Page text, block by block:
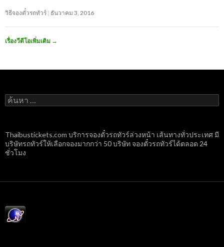
วิธีจองตั๋วรถทัวร์ ธันวาคม 3, 2016
เรื่องวีดีโอเพิ่มเติม →
ค้นหา
สำหรับ:
Thaibustickets.com บริการจองตั๋วรถทัวร์ล่วงหน้า เส้นทางทั่วประเทศ มี
บริษัทรถทัวร์ให้เลือกจองมากกว่า 50 บริษัท จองตั๋วรถทัวร์ได้ตลอด 24
ชั่วโมง